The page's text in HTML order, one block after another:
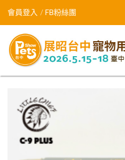
會員登入 FB粉絲團